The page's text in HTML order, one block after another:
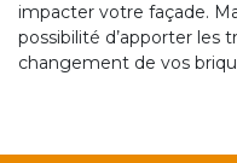
impacter votre façade.
possibilité d’apporter les
changement de vos